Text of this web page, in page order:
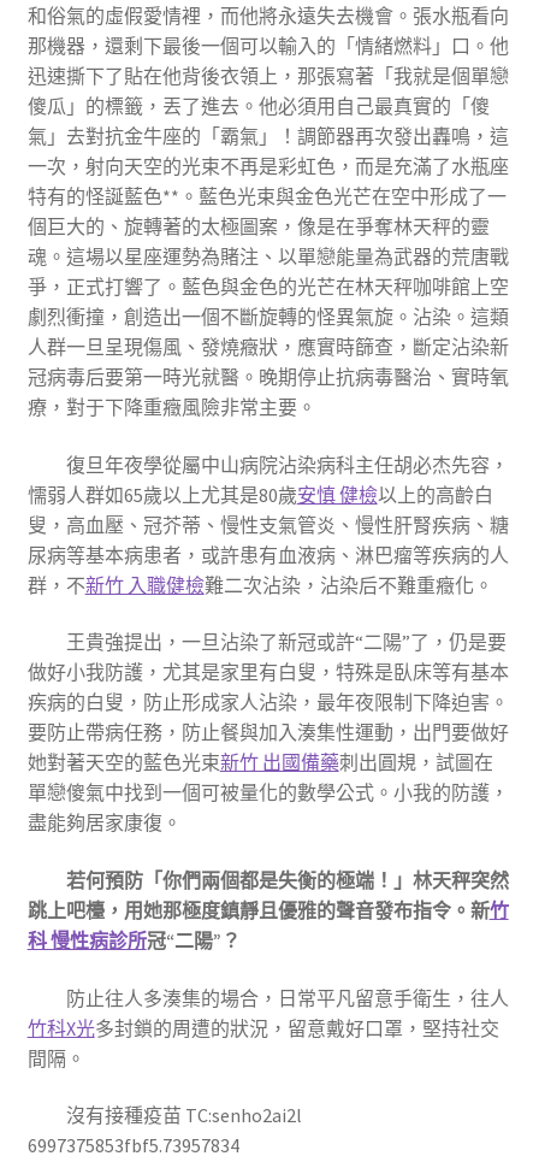
和俗氣的虛假愛情裡，而他將永遠失去機會。張水瓶看向
那機器，還剩下最後一個可以輸入的「情緒燃料」口。他
迅速撕下了貼在他背後衣領上，那張寫著「我就是個單戀
傻瓜」的標籤，丟了進去。他必須用自己最真實的「傻
氣」去對抗金牛座的「霸氣」！調節器再次發出轟鳴，這
一次，射向天空的光束不再是彩虹色，而是充滿了水瓶座
特有的怪誕藍色**。藍色光束與金色光芒在空中形成了一
個巨大的、旋轉著的太極圖案，像是在爭奪林天秤的靈
魂。這場以星座運勢為賭注、以單戀能量為武器的荒唐戰
爭，正式打響了。藍色與金色的光芒在林天秤咖啡館上空
劇烈衝撞，創造出一個不斷旋轉的怪異氣旋。沾染。這類
人群一旦呈現傷風、發燒癥狀，應實時篩查，斷定沾染新
冠病毒后要第一時光就醫。晚期停止抗病毒醫治、實時氧
療，對于下降重癥風險非常主要。
復旦年夜學從屬中山病院沾染病科主任胡必杰先容，
懦弱人群如65歲以上尤其是80歲安慎 健檢以上的高齡白
叟，高血壓、冠芥蒂、慢性支氣管炎、慢性肝腎疾病、糖
尿病等基本病患者，或許患有血液病、淋巴瘤等疾病的人
群，不新竹 入職健檢難二次沾染，沾染后不難重癥化。
王貴強提出，一旦沾染了新冠或許“二陽”了，仍是要
做好小我防護，尤其是家里有白叟，特殊是臥床等有基本
疾病的白叟，防止形成家人沾染，最年夜限制下降迫害。
要防止帶病任務，防止餐與加入湊集性運動，出門要做好
她對著天空的藍色光束新竹 出國備藥刺出圓規，試圖在
單戀傻氣中找到一個可被量化的數學公式。小我的防護，
盡能夠居家康復。
若何預防「你們兩個都是失衡的極端！」林天秤突然
跳上吧檯，用她那極度鎮靜且優雅的聲音發布指令。 新竹
科 慢性病診所冠“二陽”？
防止往人多湊集的場合，日常平凡留意手衛生，往人
竹科X光多封鎖的周遭的狀況，留意戴好口罩，堅持社交
間隔。
沒有接種疫苗 TC:senho2ai2l
6997375853fbf5.73957834